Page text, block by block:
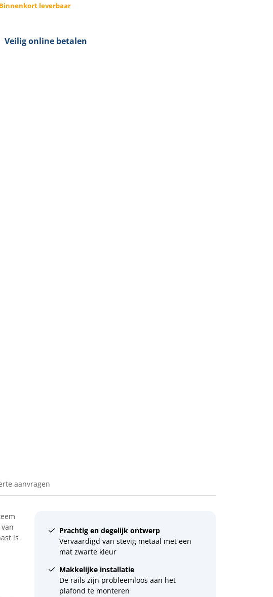
1-
3x3Watt
Binnenkort leverbaar
Veilig online betalen
aanvragen
is
Prachtig en degelijk ontwerp
Vervaardigd van stevig metaal met een
mat zwarte kleur
Makkelijke installatie
De rails zijn probleemloos aan het
plafond te monteren